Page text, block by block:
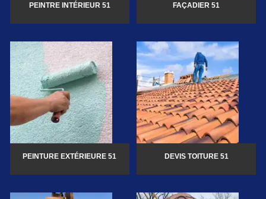
PEINTRE INTÉRIEUR 51 FAÇADIER 51
PEINTURE EXTÉRIEURE 51 DEVIS TOITURE 51